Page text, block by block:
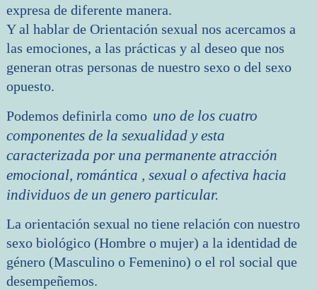
expresa de diferente manera.
Y al hablar de Orientación sexual nos acercamos a
las emociones, a las prácticas y al deseo que nos
generan otras personas de nuestro sexo o del sexo
opuesto.
Podemos definirla como uno de los cuatro
componentes de la sexualidad y esta
caracterizada por una permanente atracción
emocional, romántica , sexual o afectiva hacia
individuos de un genero particular.
La orientación sexual no tiene relación con nuestro
sexo biológico (Hombre o mujer) a la identidad de
género (Masculino o Femenino) o el rol social que
desempeñemos.